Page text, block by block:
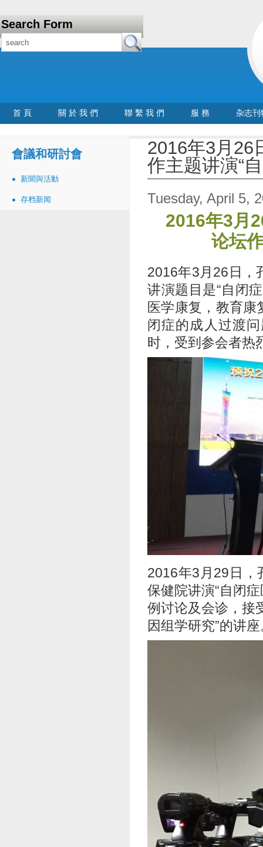
Search Form
首 頁 關 於 我 們 聯 繫 我 們 服 務 杂志刊
會議和研討會
新聞與活動
存档新闻
2016年3月26
作主题讲演“
Tuesday, April 5,
2016年3月
论坛
2016年3月26日，
讲演题目是“自闭
医学康复，教育
闭症的成人过渡
时，受到参会者热
2016年3月29日，
保健院讲演“自闭
例讨论及会诊，接
因组学研究”的讲